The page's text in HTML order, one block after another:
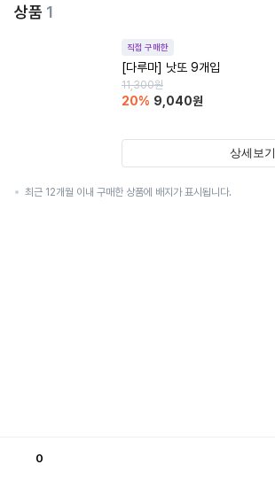
상품 1
직접 구매한
[다루마] 낫또 9개입
11,300원
20% 9,040원
상세보기
최근 12개월 이내 구매한 상품에 배지가 표시됩니다.
0